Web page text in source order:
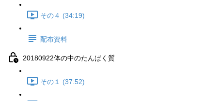
その４ (34:19)
配布資料
20180922体の中のたんぱく質
その１ (37:52)